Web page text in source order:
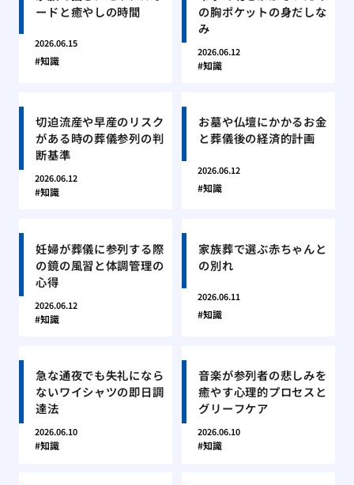
ードと癒やしの時間
2026.06.15
知識
の胸ポケットの身だしな
み
2026.06.12
知識
切迫流産や早産のリスク
がある時の葬儀参列の判
断基準
2026.06.12
知識
お墓や仏壇にかかるお金
と葬儀後の経済的計画
2026.06.12
知識
妊婦が葬儀に参列する際
の鏡の風習と体調管理の
心得
2026.06.12
知識
家族葬で選ぶ赤ちゃんと
の別れ
2026.06.11
知識
急な通夜でも失礼になら
ないワイシャツの即日調
達法
2026.06.10
知識
音楽が参列者の悲しみを
癒やす心理的プロセスと
グリーフケア
2026.06.10
知識